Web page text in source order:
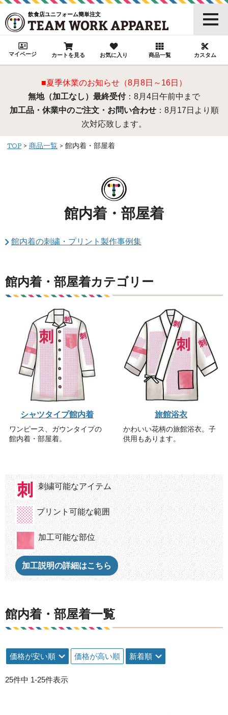
飲食店ユニフォーム簡単注文
マイページ カートを見る お気に入り 商品一覧 カスタム
■夏季休業のお知らせ（8月8日～16日）
無地（加工なし）最終受付：8月4日午前中まで
加工品・休業中のご注文・お問い合わせ：8月17日より順
次対応致します。
TOP 商品一覧 館内着・部屋着
館内着・部屋着
館内着の刺繍・プリント製作事例集
館内着・部屋着カテゴリー
シャツタイプ館内着
ワンピース、ガウンタイプの
館内着・部屋着。
旅館浴衣
かわいい花柄の旅館浴衣。子
供用もあります。
刺繍可能なアイテム
プリント可能な範囲
加工可能な部位
加工説明の詳細はこちら
館内着・部屋着一覧
価格が安い順 価格が高い順 新着順
25件中 1-25件表示